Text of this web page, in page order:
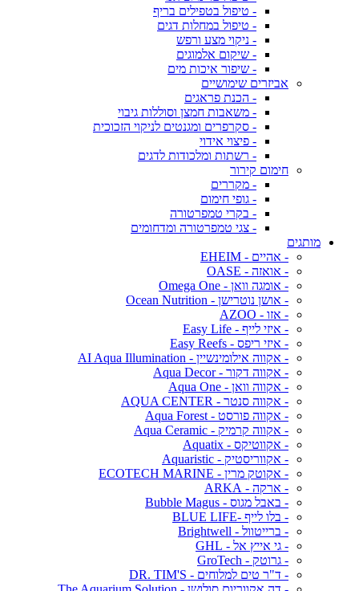
- טיפול בטפילים בריף
- טיפול במחלות דגים
- ניקוי מצע ורפש
- שיקום אלמוגים
- שיפור איכות מים
אביזרים שימושיים
- הכנת פראגים
- משאבות חמצן וסוללות גיבוי
- סקרפרים ומגנטים לניקוי הזכוכית
- פיצוי אידוי
- רשתות ומלכודות לדגים
חימום קירור
- מקררים
- גופי חימום
- בקרי טמפרטורה
- צגי טמפרטורה ומדחומים
מותגים
- אהיים - EHEIM
- אואזה - OASE
- אומגה וואן - Omega One
- אושן נוטרישן - Ocean Nutrition
- אזו - AZOO
- איזי לייף - Easy Life
- איזי ריפס - Easy Reefs
- אקווה אילומינשיין - AI Aqua Illumination
- אקווה דקור - Aqua Decor
- אקווה וואן - Aqua One
- אקווה סנטר - AQUA CENTER
- אקווה פורסט - Aqua Forest
- אקווה קרמיק - Aqua Ceramic
- אקווטיקס - Aquatix
- אקווריסטיק - Aquaristic
- אקוטק מרין - ECOTECH MARINE
- ארקה - ARKA
- באבל מגוס - Bubble Magus
- בלו לייף -BLUE LIFE
- ברייטוול - Brightwell
- גי אייץ אל - GHL
- גרוטק - GroTech
- ד"ר טים למלוחים - DR. TIM'S